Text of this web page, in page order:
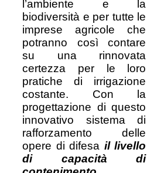
l’ambiente e la
biodiversità e per tutte le
imprese agricole che
potranno così contare
su una rinnovata
certezza per le loro
pratiche di irrigazione
costante. Con la
progettazione di questo
innovativo sistema di
rafforzamento delle
opere di difesa il livello
di capacità di